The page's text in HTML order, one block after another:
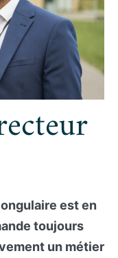
est en
toujours
un métier